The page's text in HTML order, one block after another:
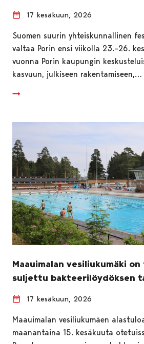
17 kesäkuun, 2026
Suomen suurin yhteiskunnallinen
valtaa Porin ensi viikolla 23.–26.
vuonna Porin kaupungin
kasvuun, julkiseen rakentamiseen,…
Maauimalan vesiliukumäki
suljettu bakteerilöydöksen
17 kesäkuun, 2026
Maauimalan vesiliukumäen
maanantaina 15. kesäkuuta